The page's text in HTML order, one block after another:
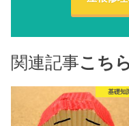
関連記事こち
基礎知